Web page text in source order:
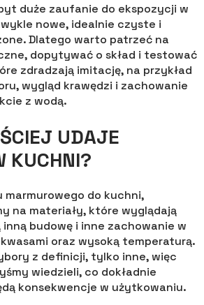
duże zaufanie do ekspozycji w
nowe, idealnie czyste i
Dlatego warto patrzeć na
dopytywać o skład i testować
zdradzają imitację, na przykład
wygląd krawędzi i zachowanie
z wodą.
UDAJE
KUCHNI?
marmurowego do kuchni,
na materiały, które wyglądają
budowę i inne zachowanie w
oraz wysoką temperaturą.
z definicji, tylko inne, więc
wiedzieli, co dokładnie
konsekwencje w użytkowaniu.